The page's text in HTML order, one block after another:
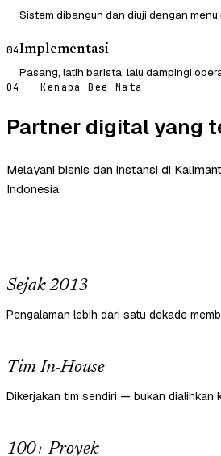
Sistem dibangun dan diuji dengan menu
04Implementasi
Pasang, latih barista, lalu dampingi
04 — Kenapa Bee Mata
Partner digital yang
Melayani bisnis dan instansi di
Indonesia.
Sejak 2013
Pengalaman lebih dari satu dekade
Tim In-House
Dikerjakan tim sendiri — bukan dialihkan
100+ Proyek